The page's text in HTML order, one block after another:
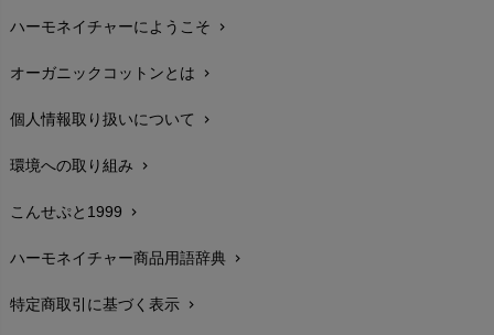
配送と送料chevron_right
在庫状況と発送予定chevron_right
サイズ・寸法chevron_right
生地・素材chevron_right
お手入れについて
レビューを書こうchevron_right
返品交換chevron_right
ハーモネイチャーにようこそ chevron_right
オーガニックコットンとは chevron_right
個人情報取り扱いについて chevron_right
環境への取り組み chevron_right
こんせぷと1999 chevron_right
ハーモネイチャー商品用語辞典 chevron_right
特定商取引に基づく表示 chevron_right